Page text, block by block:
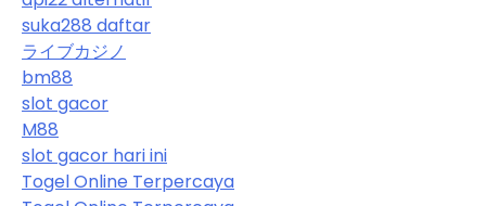
suka288 daftar
ライブカジノ
bm88
slot gacor
M88
slot gacor hari ini
Togel Online Terpercaya